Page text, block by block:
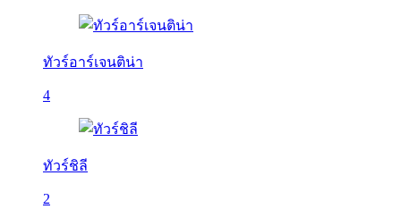
ทัวร์อาร์เจนติน่า
4
ทัวร์ชิลี
2